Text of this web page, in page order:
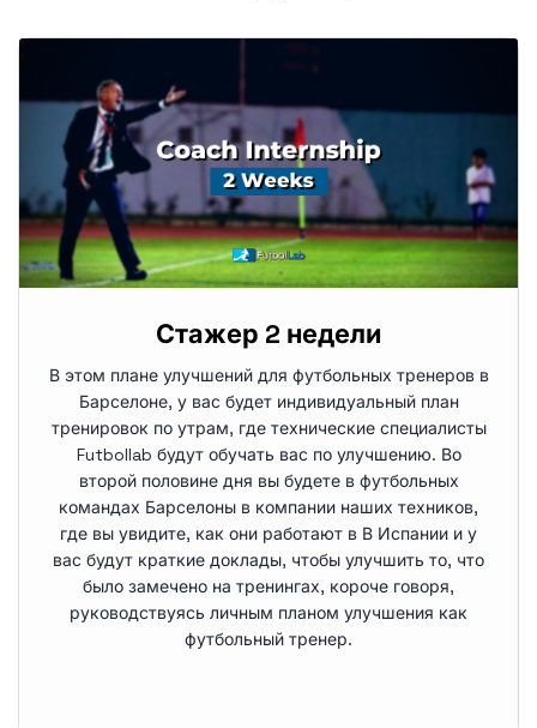
Стажер 2 недели
В этом плане улучшений для футбольных тренеров в
Барселоне, у вас будет индивидуальный план
тренировок по утрам, где технические специалисты
Futbollab будут обучать вас по улучшению. Во
второй половине дня вы будете в футбольных
командах Барселоны в компании наших техников,
где вы увидите, как они работают в В Испании и у
вас будут краткие доклады, чтобы улучшить то, что
было замечено на тренингах, короче говоря,
руководствуясь личным планом улучшения как
футбольный тренер.